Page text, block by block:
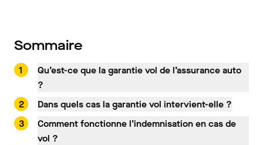
Sommaire
Qu’est-ce que la garantie vol de l’assurance auto
?
Dans quels cas la garantie vol intervient-elle ?
Comment fonctionne l’indemnisation en cas de
vol ?